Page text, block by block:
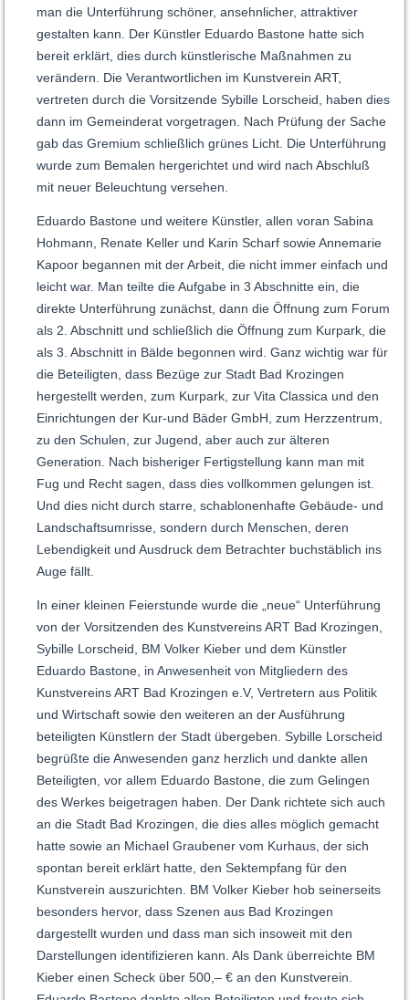
man die Unterführung schöner, ansehnlicher, attraktiver
gestalten kann. Der Künstler Eduardo Bastone hatte sich
bereit erklärt, dies durch künstlerische Maßnahmen zu
verändern. Die Verantwortlichen im Kunstverein ART,
vertreten durch die Vorsitzende Sybille Lorscheid, haben dies
dann im Gemeinderat vorgetragen. Nach Prüfung der Sache
gab das Gremium schließlich grünes Licht. Die Unterführung
wurde zum Bemalen hergerichtet und wird nach Abschluß
mit neuer Beleuchtung versehen.
Eduardo Bastone und weitere Künstler, allen voran Sabina
Hohmann, Renate Keller und Karin Scharf sowie Annemarie
Kapoor begannen mit der Arbeit, die nicht immer einfach und
leicht war. Man teilte die Aufgabe in 3 Abschnitte ein, die
direkte Unterführung zunächst, dann die Öffnung zum Forum
als 2. Abschnitt und schließlich die Öffnung zum Kurpark, die
als 3. Abschnitt in Bälde begonnen wird. Ganz wichtig war für
die Beteiligten, dass Bezüge zur Stadt Bad Krozingen
hergestellt werden, zum Kurpark, zur Vita Classica und den
Einrichtungen der Kur-und Bäder GmbH, zum Herzzentrum,
zu den Schulen, zur Jugend, aber auch zur älteren
Generation. Nach bisheriger Fertigstellung kann man mit
Fug und Recht sagen, dass dies vollkommen gelungen ist.
Und dies nicht durch starre, schablonenhafte Gebäude- und
Landschaftsumrisse, sondern durch Menschen, deren
Lebendigkeit und Ausdruck dem Betrachter buchstäblich ins
Auge fällt.
In einer kleinen Feierstunde wurde die „neue“ Unterführung
von der Vorsitzenden des Kunstvereins ART Bad Krozingen,
Sybille Lorscheid, BM Volker Kieber und dem Künstler
Eduardo Bastone, in Anwesenheit von Mitgliedern des
Kunstvereins ART Bad Krozingen e.V, Vertretern aus Politik
und Wirtschaft sowie den weiteren an der Ausführung
beteiligten Künstlern der Stadt übergeben. Sybille Lorscheid
begrüßte die Anwesenden ganz herzlich und dankte allen
Beteiligten, vor allem Eduardo Bastone, die zum Gelingen
des Werkes beigetragen haben. Der Dank richtete sich auch
an die Stadt Bad Krozingen, die dies alles möglich gemacht
hatte sowie an Michael Graubener vom Kurhaus, der sich
spontan bereit erklärt hatte, den Sektempfang für den
Kunstverein auszurichten. BM Volker Kieber hob seinerseits
besonders hervor, dass Szenen aus Bad Krozingen
dargestellt wurden und dass man sich insoweit mit den
Darstellungen identifizieren kann. Als Dank überreichte BM
Kieber einen Scheck über 500,– € an den Kunstverein.